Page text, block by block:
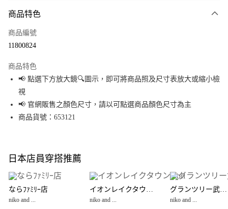
信用卡一次付款
Apple Pay
街口支付
悠遊付
全盈+PAY
大哥付你分期
【大哥付你分期使用說明】
1.本服務由台灣大哥大提供，台灣大哥大用戶可立即使用無須另外申請。
AFTEE先享後付
商品特色
商品編號
11800824
商品特色
📢 點選下方放大鏡🔍圖示，即可將商品照及尺寸表放大或縮小檢
視
📢 官網販售之顏色尺寸，請以可點選商品顏色尺寸為主
商品貨號：653121
日本店員穿搭推薦
ならﾌｧﾐﾘｰ店
niko and ...
イオンレイクタウンmori
niko and ...
グランツリー武蔵小杉店
niko and ...